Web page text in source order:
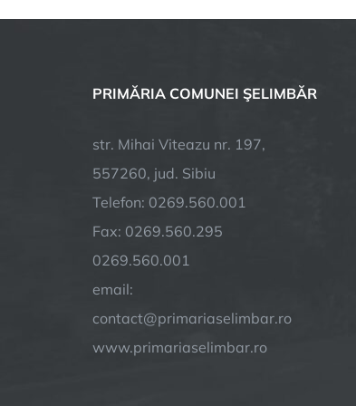
PRIMĂRIA COMUNEI ŞELIMBĂR
str. Mihai Viteazu nr. 197,
557260, jud. Sibiu
Telefon: 0269.560.001
Fax: 0269.560.295
0269.560.001
email:
contact@primariaselimbar.ro
www.primariaselimbar.ro